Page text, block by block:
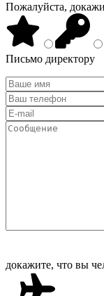
Пожалуйста,
Письмо директору
докажите, что вы